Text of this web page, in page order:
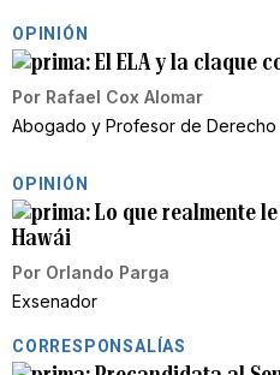
OPINIÓN
El ELA y la claque
Por Rafael Cox Alomar
Abogado y Profesor de Derecho
OPINIÓN
Lo que realmente
Hawái
Por Orlando Parga
Exsenador
CORRESPONSALÍAS